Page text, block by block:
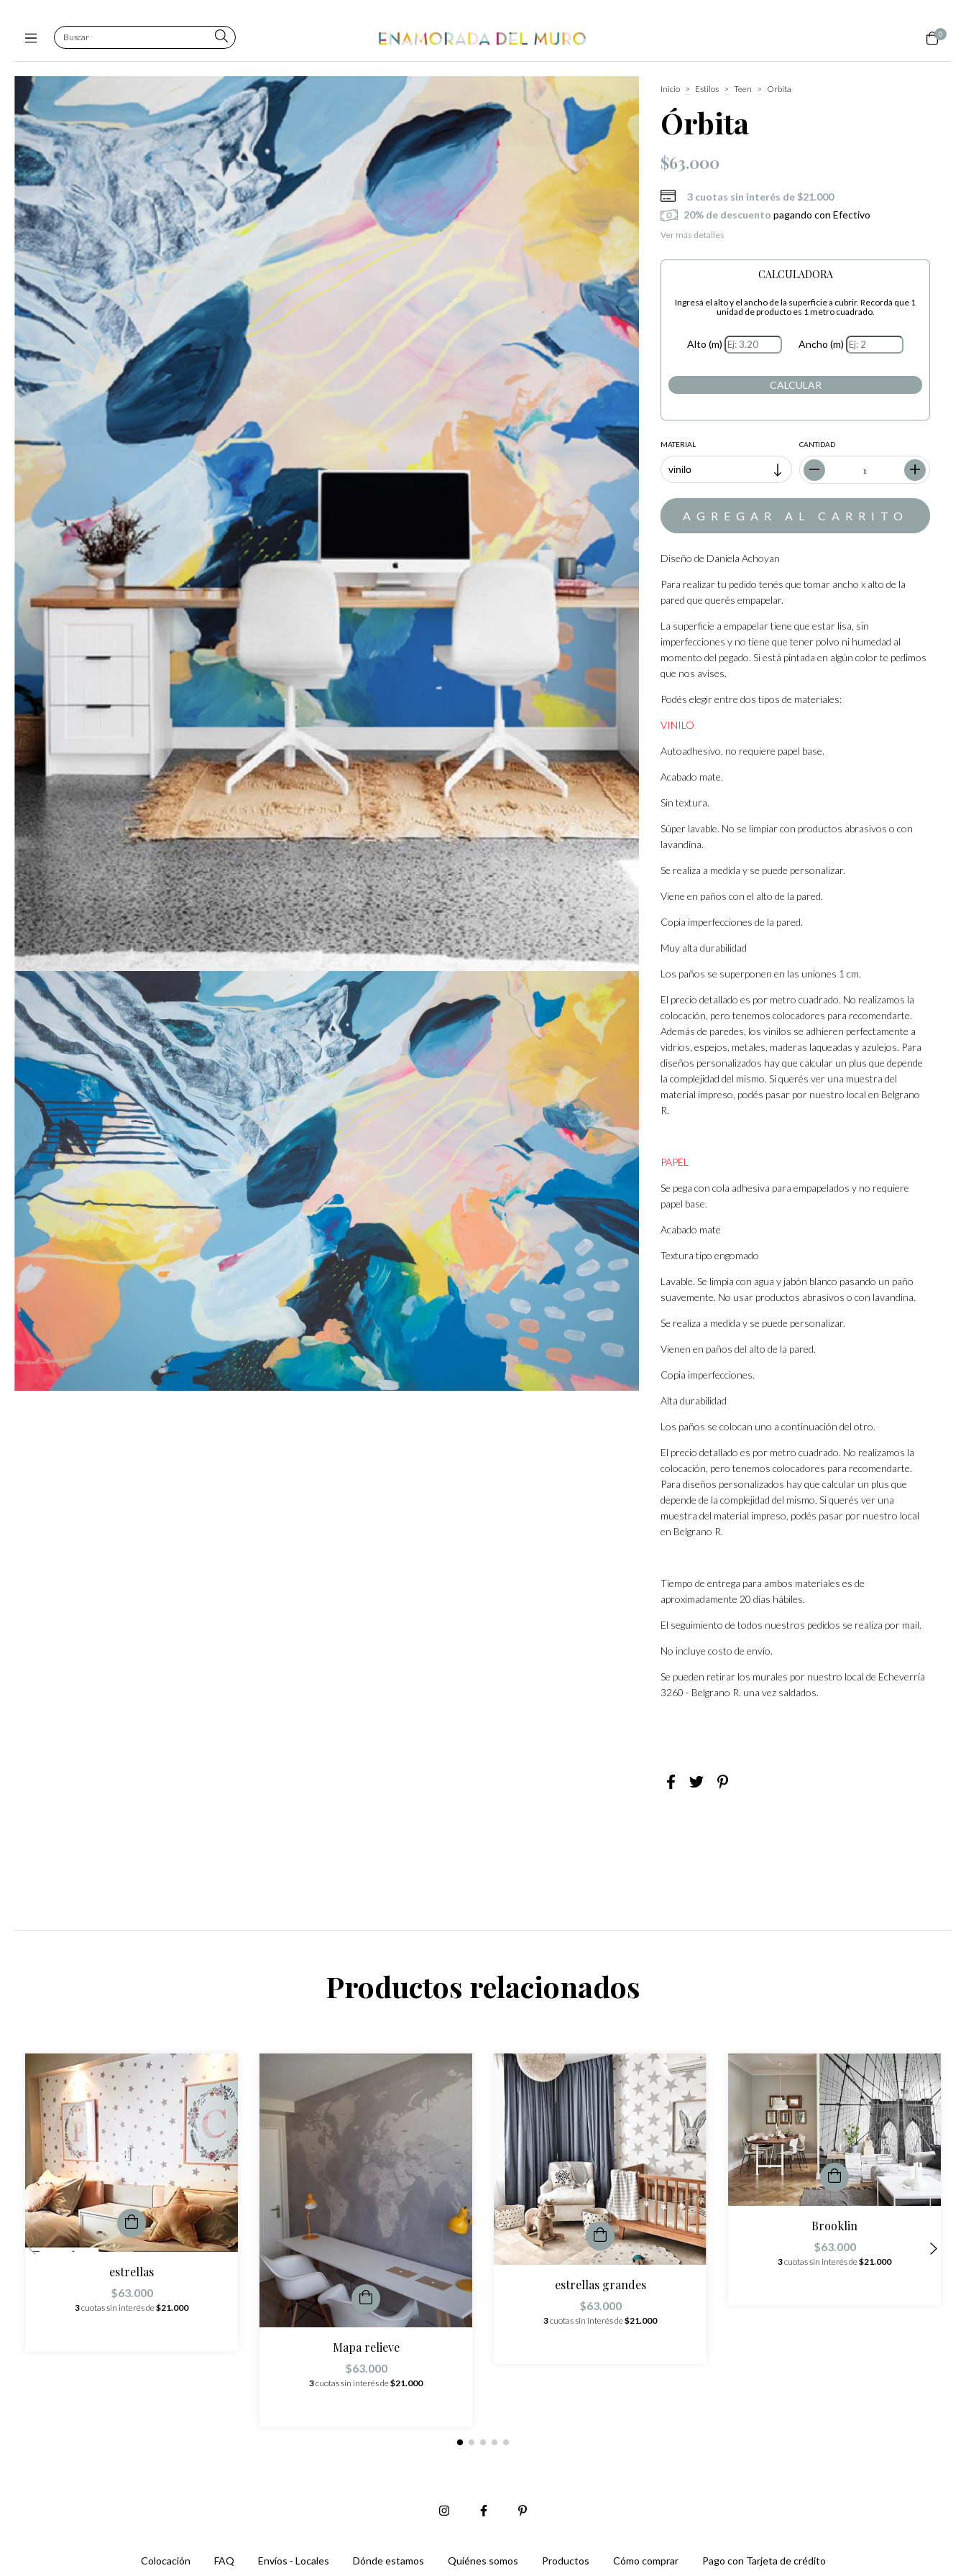
0
Inicio > Estilos > Teen > Órbita
Órbita
$63.000
3 cuotas sin interés de $21.000
20% de descuento pagando con Efectivo
Ver más detalles
CALCULADORA
Ingresá el alto y el ancho de la superficie a cubrir. Recordá que 1
unidad de producto es 1 metro cuadrado.
Alto (m) Ancho (m)
CALCULAR
MATERIAL CANTIDAD
Diseño de Daniela Achoyan
Para realizar tu pedido tenés que tomar ancho x alto de la
pared que querés empapelar.
La superficie a empapelar tiene que estar lisa, sin
imperfecciones y no tiene que tener polvo ni humedad al
momento del pegado. Si está pintada en algún color te pedimos
que nos avises.
Podés elegir entre dos tipos de materiales:
VINILO
Autoadhesivo, no requiere papel base.
Acabado mate.
Sin textura.
Súper lavable. No se limpiar con productos abrasivos o con
lavandina.
Se realiza a medida y se puede personalizar.
Viene en paños con el alto de la pared.
Copia imperfecciones de la pared.
Muy alta durabilidad
Los paños se superponen en las uniones 1 cm.
El precio detallado es por metro cuadrado. No realizamos la
colocación, pero tenemos colocadores para recomendarte.
Además de paredes, los vinilos se adhieren perfectamente a
vidrios, espejos, metales, maderas laqueadas y azulejos. Para
diseños personalizados hay que calcular un plus que depende
la complejidad del mismo. Si querés ver una muestra del
material impreso, podés pasar por nuestro local en Belgrano
R.
PAPEL
Se pega con cola adhesiva para empapelados y no requiere
papel base.
Acabado mate
Textura tipo engomado
Lavable. Se limpia con agua y jabón blanco pasando un paño
suavemente. No usar productos abrasivos o con lavandina.
Se realiza a medida y se puede personalizar.
Vienen en paños del alto de la pared.
Copia imperfecciones.
Alta durabilidad
Los paños se colocan uno a continuación del otro.
El precio detallado es por metro cuadrado. No realizamos la
colocación, pero tenemos colocadores para recomendarte.
Para diseños personalizados hay que calcular un plus que
depende de la complejidad del mismo. Si querés ver una
muestra del material impreso, podés pasar por nuestro local
en Belgrano R.
Tiempo de entrega para ambos materiales es de
aproximadamente 20 días hábiles.
El seguimiento de todos nuestros pedidos se realiza por mail.
No incluye costo de envío.
Se pueden retirar los murales por nuestro local de Echeverría
3260 - Belgrano R. una vez saldados.
Productos relacionados
estrellas
$63.000
3cuotas sin interés de$21.000
Mapa relieve
$63.000
3cuotas sin interés de$21.000
estrellas grandes
$63.000
3cuotas sin interés de$21.000
Brooklin
$63.000
3cuotas sin interés de$21.000
Colocación FAQ Envíos - Locales Dónde estamos Quiénes somos Productos Cómo comprar Pago con Tarjeta de crédito